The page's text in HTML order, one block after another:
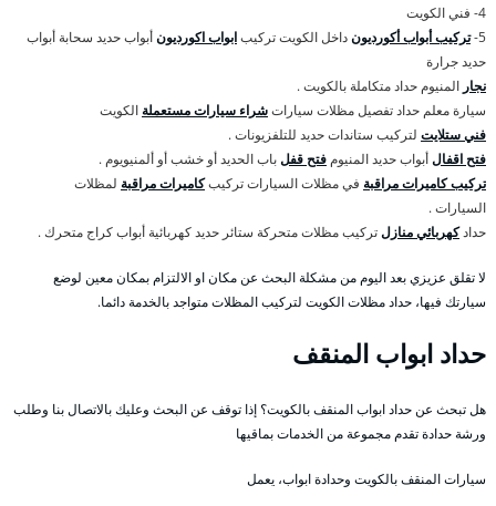
4- فني الكويت
5- تركيب أبواب أكورديونداخل الكويت تركيبابواب اكورديونأبواب حديد سحابة أبواب
حديد جرارة
نجار المنيوم حداد متكاملة بالكويت .
سيارة معلم حداد تفصيل مظلات سياراتشراء سيارات مستعملة الكويت
فني ستلايت لتركيب ستاندات حديد للتلفزيونات .
فتح اقفالأبواب حديد المنيوم فتح قفلباب الحديد أو خشب أو ألمنيويوم .
تركيب كاميرات مراقبة في مظلات السيارات تركيبكاميرات مراقبة لمظلات
السيارات .
حدادكهربائي منازلتركيب مظلات متحركة ستائر حديد كهربائية أبواب كراج متحرك .
لا تقلق عزيزي بعد اليوم من مشكلة البحث عن مكان او الالتزام بمكان معين لوضع
سيارتك فيها، حداد مظلات الكويت لتركيب المظلات متواجد بالخدمة دائما.
حداد ابواب المنقف
هل تبحث عن حداد ابواب المنقف بالكويت؟ إذا توقف عن البحث وعليك بالاتصال بنا وطلب
ورشة حدادة تقدم مجموعة من الخدمات بماقيها
سيارات المنقف بالكويت وحدادة ابواب، يعمل